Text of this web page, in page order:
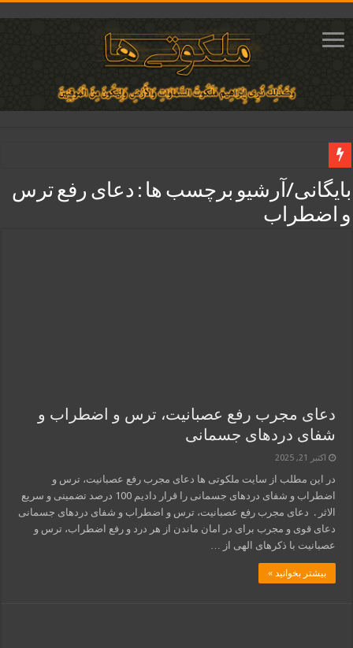
دعای افزایش محبت معشوق | متن آیه برای جلب محبت و عشق و علاقه
دعای جلب محبت محبوب و افزایش مهر و علاقه معشوق | متن دعا و روش خواندن
دعای ایجاد دلبستگی و محبوبیت و محبت شدید بین دو نفر تضمینی
بایگانی/آرشیو برچسب ها : دعای رفع ترس
و اضطراب
دعای مجرب رفع عصبانیت، ترس و اضطراب و
شفای دردهای جسمانی
اکتبر 21, 2025
در این مطلب از سایت ملکوتی ها دعای مجرب رفع عصبانیت، ترس و
اضطراب و شفای دردهای جسمانی را قرار دادیم 100 درصد تضمینی و سریع
الاثر . دعای مجرب رفع عصبانیت، ترس و اضطراب و شفای دردهای جسمانی
دعای قوی و مجرب برای در امان ماندن از هر درد و رفع اضطراب، ترس و
عصبانیت با ذکرهای الهی از …
بیشتر بخوانید »